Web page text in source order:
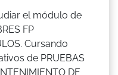
el módulo de
FP
Cursando
de PRUEBAS
DE